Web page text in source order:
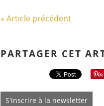
« Article précédent
PARTAGER CET
S'inscrire à la newsletter